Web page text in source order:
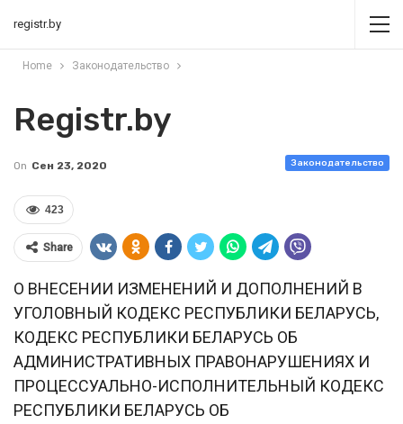
registr.by
Home Законодательство
Registr.by
Законодательство
On Сен 23, 2020
423
Share
О ВНЕСЕНИИ ИЗМЕНЕНИЙ И ДОПОЛНЕНИЙ В
УГОЛОВНЫЙ КОДЕКС РЕСПУБЛИКИ БЕЛАРУСЬ,
КОДЕКС РЕСПУБЛИКИ БЕЛАРУСЬ ОБ
АДМИНИСТРАТИВНЫХ ПРАВОНАРУШЕНИЯХ И
ПРОЦЕССУАЛЬНО-ИСПОЛНИТЕЛЬНЫЙ КОДЕКС
РЕСПУБЛИКИ БЕЛАРУСЬ ОБ